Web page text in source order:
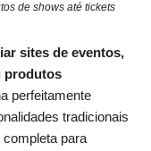
de shows até tickets
sites de eventos,
produtos
perfeitamente
tradicionais
para